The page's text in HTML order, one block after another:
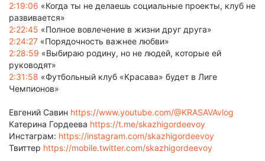
2:19:06 «Когда ты не делаешь социальные проекты, клуб не
развивается»
2:22:45 «Полное вовлечение в жизни друг друга»
2:24:27 «Порядочность важнее любви»
2:28:59 «Выбираю родину, но не людей, которые ей
руководят»
2:31:58 «Футбольный клуб «Красава» будет в Лиге
Чемпионов»
Евгений Савин https://www.youtube.com/@KRASAVAvlog
Катерина Гордеева https://t.me/skazhigordeevoy
Инстаграм: https://instagram.com/skazhigordeevoy
Твиттер https://mobile.twitter.com/skazhigordeevoy